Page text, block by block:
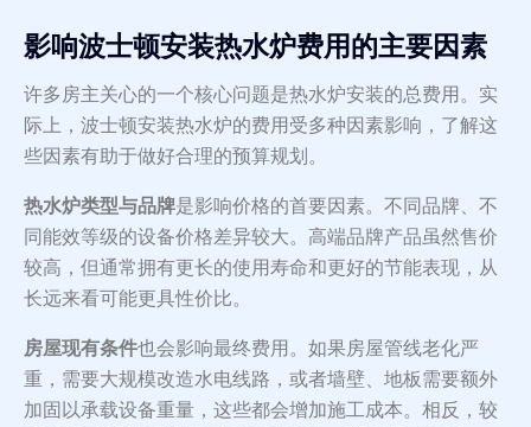
影响波士顿安装热水炉费用的主要因素
许多房主关心的一个核心问题是热水炉安装的总费用。实
际上，波士顿安装热水炉的费用受多种因素影响，了解这
些因素有助于做好合理的预算规划。
热水炉类型与品牌是影响价格的首要因素。不同品牌、不
同能效等级的设备价格差异较大。高端品牌产品虽然售价
较高，但通常拥有更长的使用寿命和更好的节能表现，从
长远来看可能更具性价比。
房屋现有条件也会影响最终费用。如果房屋管线老化严
重，需要大规模改造水电线路，或者墙壁、地板需要额外
加固以承载设备重量，这些都会增加施工成本。相反，较